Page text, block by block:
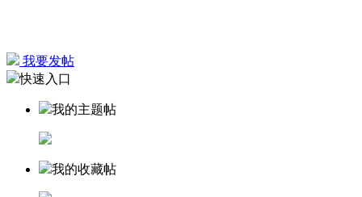
我要发帖
快速入口
我的主题帖
我的收藏帖